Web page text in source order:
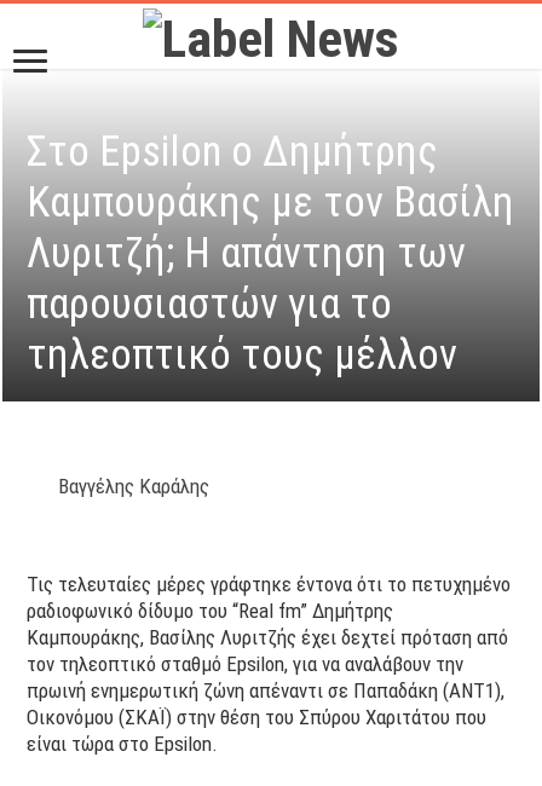
Στο Epsilon ο Δημήτρης
Καμπουράκης με τον Βασίλη
Λυριτζή; Η απάντηση των
παρουσιαστών για το
τηλεοπτικό τους μέλλον
Βαγγέλης Καράλης
Τις τελευταίες μέρες γράφτηκε έντονα ότι το πετυχημένο
ραδιοφωνικό δίδυμο του “Real fm” Δημήτρης
Καμπουράκης, Βασίλης Λυριτζής έχει δεχτεί πρόταση από
τον τηλεοπτικό σταθμό Epsilon, για να αναλάβουν την
πρωινή ενημερωτική ζώνη απέναντι σε Παπαδάκη (ANT1),
Οικονόμου (ΣΚΑΪ) στην θέση του Σπύρου Χαριτάτου που
είναι τώρα στο Epsilon.